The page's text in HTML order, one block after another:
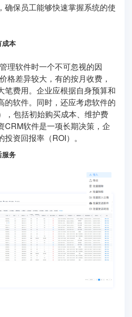
确保员工能够快速掌握系统的使
成本
理软件时一个不可忽视的因
格差异较大，有的按月收费，
笔费用。企业应根据自身预算和
的软件。同时，还应考虑软件的
，包括初始购买成本、维护费
CRM软件是一项长期决策，企
资回报率（ROI）。
服务